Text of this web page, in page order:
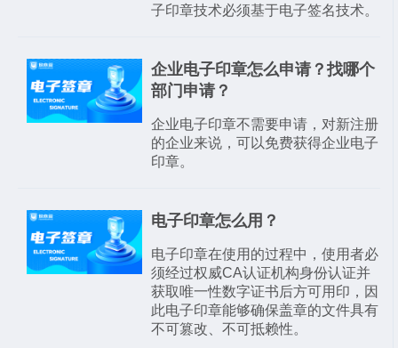
子印章技术必须基于电子签名技术。
企业电子印章怎么申请？找哪个
部门申请？
企业电子印章不需要申请，对新注册
的企业来说，可以免费获得企业电子
印章。
电子印章怎么用？
电子印章在使用的过程中，使用者必
须经过权威CA认证机构身份认证并
获取唯一性数字证书后方可用印，因
此电子印章能够确保盖章的文件具有
不可篡改、不可抵赖性。